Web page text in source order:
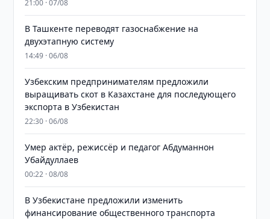
21:00 · 07/08
В Ташкенте переводят газоснабжение на
двухэтапную систему
14:49 · 06/08
Узбекским предпринимателям предложили
выращивать скот в Казахстане для последующего
экспорта в Узбекистан
22:30 · 06/08
Умер актёр, режиссёр и педагог Абдуманнон
Убайдуллаев
00:22 · 08/08
В Узбекистане предложили изменить
финансирование общественного транспорта